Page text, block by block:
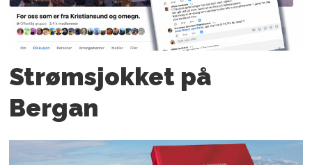
Strømsjokket på
Bergan